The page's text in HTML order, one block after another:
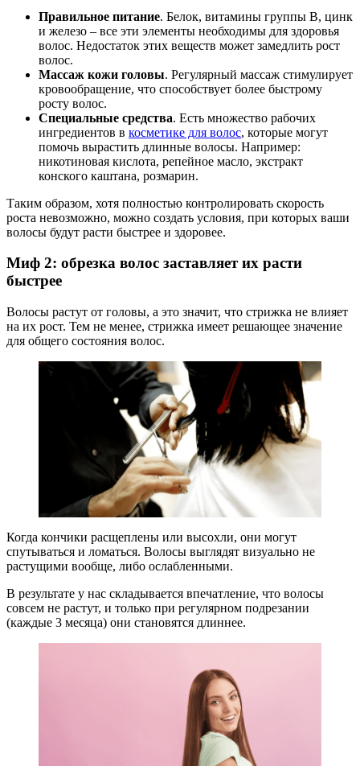
Правильное питание. Белок, витамины группы B, цинк
и железо – все эти элементы необходимы для здоровья
волос. Недостаток этих веществ может замедлить рост
волос.
Массаж кожи головы. Регулярный массаж стимулирует
кровообращение, что способствует более быстрому
росту волос.
Специальные средства. Есть множество рабочих
ингредиентов в косметике для волос, которые могут
помочь вырастить длинные волосы. Например:
никотиновая кислота, репейное масло, экстракт
конского каштана, розмарин.
Таким образом, хотя полностью контролировать скорость
роста невозможно, можно создать условия, при которых ваши
волосы будут расти быстрее и здоровее.
Миф 2: обрезка волос заставляет их расти
быстрее
Волосы растут от головы, а это значит, что стрижка не влияет
на их рост. Тем не менее, стрижка имеет решающее значение
для общего состояния волос.
Когда кончики расщеплены или высохли, они могут
спутываться и ломаться. Волосы выглядят визуально не
растущими вообще, либо ослабленными.
В результате у нас складывается впечатление, что волосы
совсем не растут, и только при регулярном подрезании
(каждые 3 месяца) они становятся длиннее.